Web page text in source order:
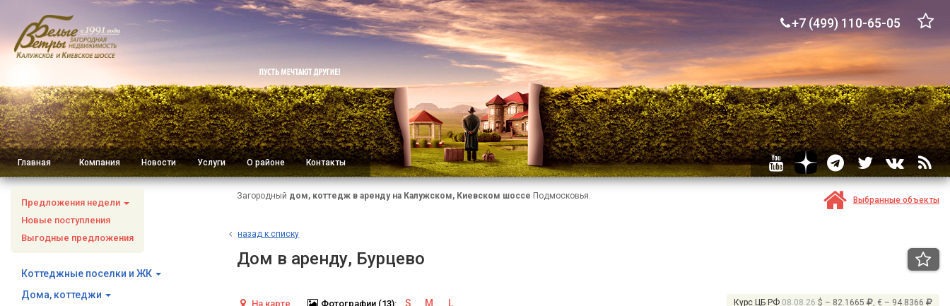
+7 (499) 110-65-05
Главная Компания Новости Услуги О районе Контакты
Предложения недели
Новые поступления
Выгодные предложения
Коттеджные поселки и ЖК
Дома, коттеджи
Загородный дом, коттедж в аренду на Калужском, Киевском шоссе Подмосковья. Выбранные объекты
назад к списку
Дом в аренду, Бурцево
Курс ЦБ РФ 08.08.26 $ – 82.1665 , € – 94.8366
На карте Фотографии (13): S M L